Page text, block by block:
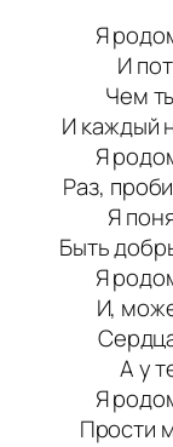
Я
И
Чем
И каждый
Я
Раз,
Я
Быть
Я
И,
А у
Я
Прости